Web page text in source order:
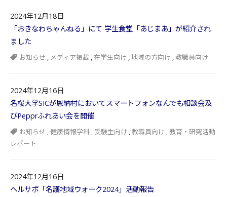
2024年12月18日
「おきなわちゃんねる」にて 学生食堂「あじまあ」が紹介され
ました
お知らせ , メディア掲載 ,在学生向け ,地域の方向け , 教職員向け
2024年12月16日
名桜大学SICが恩納村においてスマートフォンなんでも相談会及
びPepprふれあい会を開催
お知らせ ,健康情報学科 , 受験生向け , 教職員向け , 教育・研究活動
レポート
2024年12月16日
ヘルサポ「名護地域ウォーク2024」活動報告